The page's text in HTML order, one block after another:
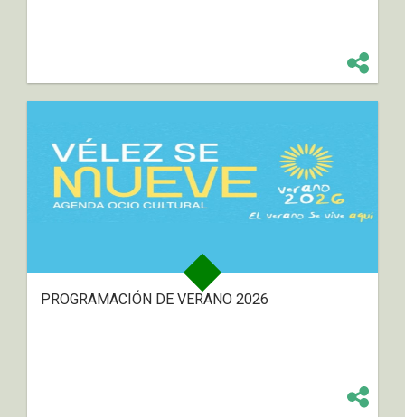
PROGRAMACIÓN DE VERANO 2026